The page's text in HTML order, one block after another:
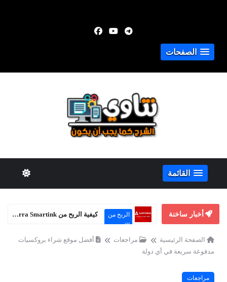
الصفحات
القائمة
أخبار ساخنة
الربح من
الإنترنت
كيفية الربح من Adsterra Smartink حتى بدون موقع إلكتروني
الصفحة الرئيسية مراجعات
أفضل موقع شراء بروكسيات
مدفوعة سريعة في أي دولة
مراجعات